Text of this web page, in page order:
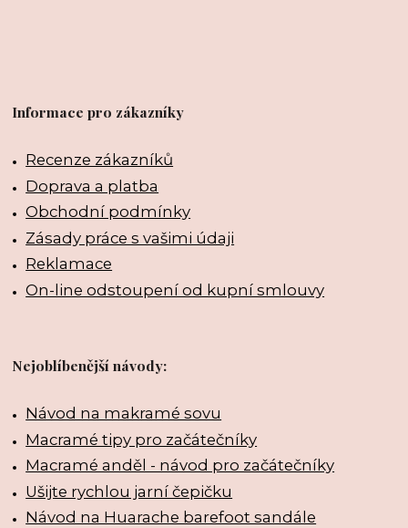
Informace pro zákazníky
Recenze zákazníků
Doprava a platba
Obchodní podmínky
Zásady práce s vašimi údaji
Reklamace
On-line odstoupení od kupní smlouvy
Nejoblíbenější návody:
Návod na makramé sovu
Macramé tipy pro začátečníky
Macramé anděl - návod pro začátečníky
Ušijte rychlou jarní čepičku
Návod na Huarache barefoot sandále